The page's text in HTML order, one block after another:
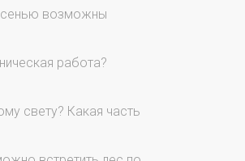
возможны
работа?
свету? Какая часть